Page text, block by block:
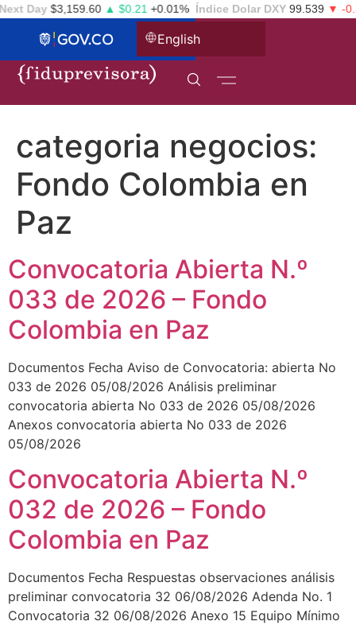
Day $3,159.60 ▲ $0.21 +0.01% Índice Dolar DXY 99.539 ▼ -
English
categoria negocios:
Fondo Colombia en
Paz
Convocatoria Abierta N.º
033 de 2026 – Fondo
Colombia en Paz
Documentos Fecha Aviso de Convocatoria: abierta No
033 de 2026 05/08/2026 Análisis preliminar
convocatoria abierta No 033 de 2026 05/08/2026
Anexos convocatoria abierta No 033 de 2026
05/08/2026
Convocatoria Abierta N.º
032 de 2026 – Fondo
Colombia en Paz
Documentos Fecha Respuestas observaciones análisis
preliminar convocatoria 32 06/08/2026 Adenda No. 1
Convocatoria 32 06/08/2026 Anexo 15 Equipo Mínimo